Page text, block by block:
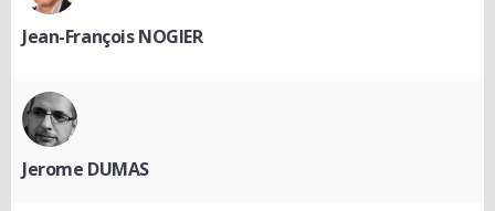
Jean-François NOGIER
Jerome DUMAS